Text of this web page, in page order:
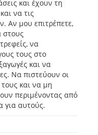
και έχουν τη
να τις
Αν μου επιτρέπετε,
στους
να
τους στο
και να
Να πιστεύουν οι
και να μη
περιμένοντας από
για αυτούς.